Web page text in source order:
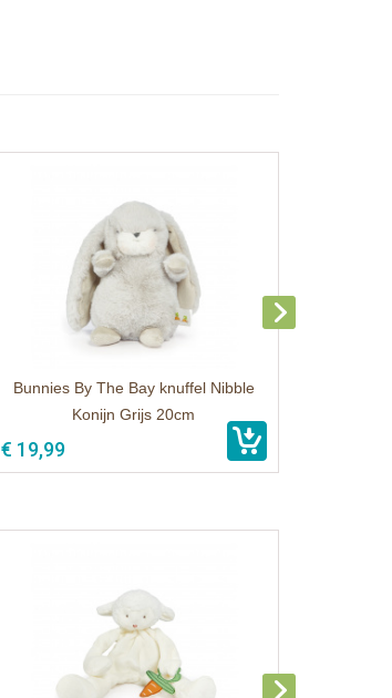
Bunnies By The Bay knuffel Nibble
Konijn Grijs 20cm
€ 19,99